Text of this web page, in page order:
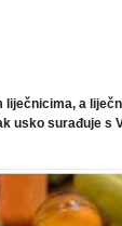
a
usko surađuje s